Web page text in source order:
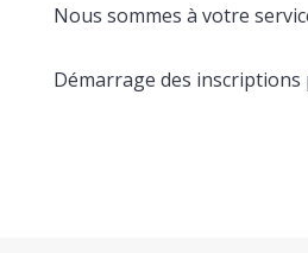
Nous sommes à votre
Démarrage des inscriptions